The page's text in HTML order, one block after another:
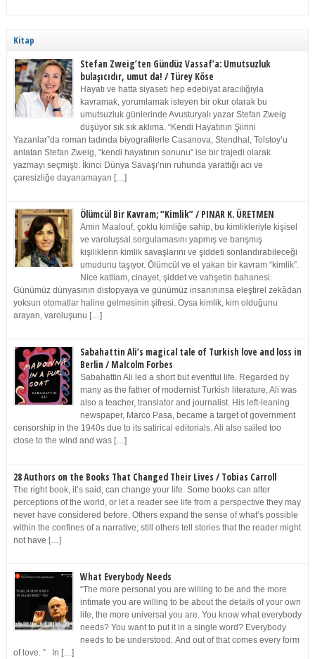
Kitap
Stefan Zweig’ten Gündüz Vassaf’a: Umutsuzluk
bulaşıcıdır, umut da! / Türey Köse
Hayatı ve hatta siyaseti hep edebiyat aracılığıyla
kavramak, yorumlamak isteyen bir okur olarak bu
umutsuzluk günlerinde Avusturyalı yazar Stefan Zweig
düşüyor sık sık aklıma. “Kendi Hayatının Şiirini
Yazanlar”da roman tadında biyografilerle Casanova, Stendhal, Tolstoy’u
anlatan Stefan Zweig, “kendi hayatının sonunu” ise bir trajedi olarak
yazmayı seçmişti. İkinci Dünya Savaşı’nın ruhunda yarattığı acı ve
çaresizliğe dayanamayan […]
Ölümcül Bir Kavram; “Kimlik” / PINAR K. ÜRETMEN
Amin Maalouf, çoklu kimliğe sahip, bu kimlikleriyle kişisel
ve varoluşsal sorgulamasını yapmış ve barışmış
kişiliklerin kimlik savaşlarını ve şiddeti sonlandırabileceği
umudunu taşıyor. Ölümcül ve el yakan bir kavram “kimlik”.
Nice katliam, cinayet, şiddet ve vahşetin bahanesi.
Günümüz dünyasının distopyaya ve günümüz insanınınsa eleştirel zekâdan
yoksun otomatlar haline gelmesinin şifresi. Oysa kimlik, kim olduğunu
arayan, varoluşunu […]
Sabahattin Ali’s magical tale of Turkish love and loss in
Berlin / Malcolm Forbes
Sabahattin Ali led a short but eventful life. Regarded by
many as the father of modernist Turkish literature, Ali was
also a teacher, translator and journalist. His left-leaning
newspaper, Marco Pasa, became a target of government
censorship in the 1940s due to its satirical editorials. Ali also sailed too
close to the wind and was […]
28 Authors on the Books That Changed Their Lives / Tobias Carroll
The right book, it’s said, can change your life. Some books can alter
perceptions of the world, or let a reader see life from a perspective they may
never have considered before. Others expand the sense of what’s possible
within the confines of a narrative; still others tell stories that the reader might
not have […]
What Everybody Needs
“The more personal you are willing to be and the more
intimate you are willing to be about the details of your own
life, the more universal you are. You know what everybody
needs? You want to put it in a single word? Everybody
needs to be understood. And out of that comes every form
of love. ” In […]